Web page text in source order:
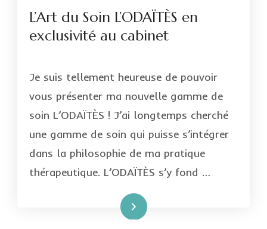
L’Art du Soin L’ODAÏTÈS en
exclusivité au cabinet
Je suis tellement heureuse de pouvoir
vous présenter ma nouvelle gamme de
soin L’ODAÏTÈS ! J’ai longtemps cherché
une gamme de soin qui puisse s’intégrer
dans la philosophie de ma pratique
thérapeutique. L’ODAÏTÈS s’y fond …
Lire la suite